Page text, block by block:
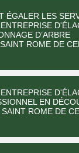
ÉGALER LES
D’ARBRE
ROME DE
EN
ROME DE